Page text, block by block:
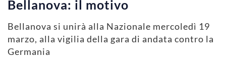
Bellanova: il motivo
Bellanova si unirà alla Nazionale mercoledì 19
marzo, alla vigilia della gara di andata contro la
Germania